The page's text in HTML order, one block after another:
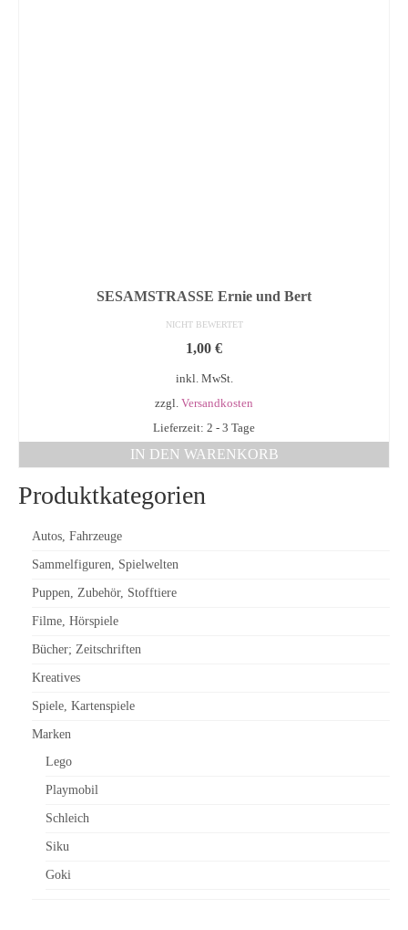
SESAMSTRASSE Ernie und Bert
NICHT BEWERTET
1,00 €
inkl. MwSt.
zzgl. Versandkosten
Lieferzeit: 2 - 3 Tage
IN DEN WARENKORB
Produktkategorien
Autos, Fahrzeuge
Sammelfiguren, Spielwelten
Puppen, Zubehör, Stofftiere
Filme, Hörspiele
Bücher; Zeitschriften
Kreatives
Spiele, Kartenspiele
Marken
Lego
Playmobil
Schleich
Siku
Goki